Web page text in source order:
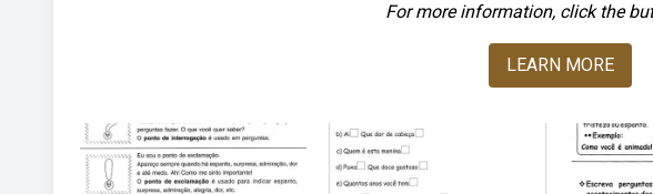
For more information, click the
LEARN MORE